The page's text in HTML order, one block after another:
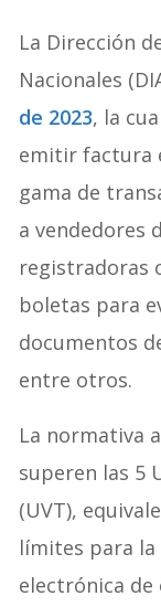
La Dirección
Nacionales
de 2023, la
emitir factura
gama de
a vendedores
registradoras
boletas para
documentos
entre otros.
La normativa
superen las 5
(UVT),
límites para
electrónica de